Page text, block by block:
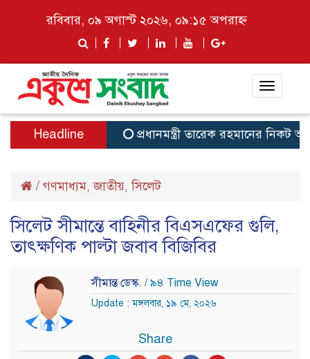
রবিবার, ০৯ অগাস্ট ২০২৬, ০৯:১৫ অপরাহ্ন
Toggle
Headline প্রধানমন্ত্রী তারেক রহমানের নিকট
/ গণমাধ্যম,জাতীয়,সিলেট
সিলেট সীমান্তে বাহিনীর বিএসএফের গুলি,
তাৎক্ষণিক পাল্টা জবাব বিজিবির
সীমান্ত ডেস্ক. / ৯৪ Time View
Update : মঙ্গলবার, ১৯ মে, ২০২৬
Share